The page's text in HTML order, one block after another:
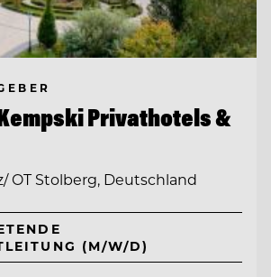
Privathotels &
OT Stolberg, Deutschland
(M/W/D)